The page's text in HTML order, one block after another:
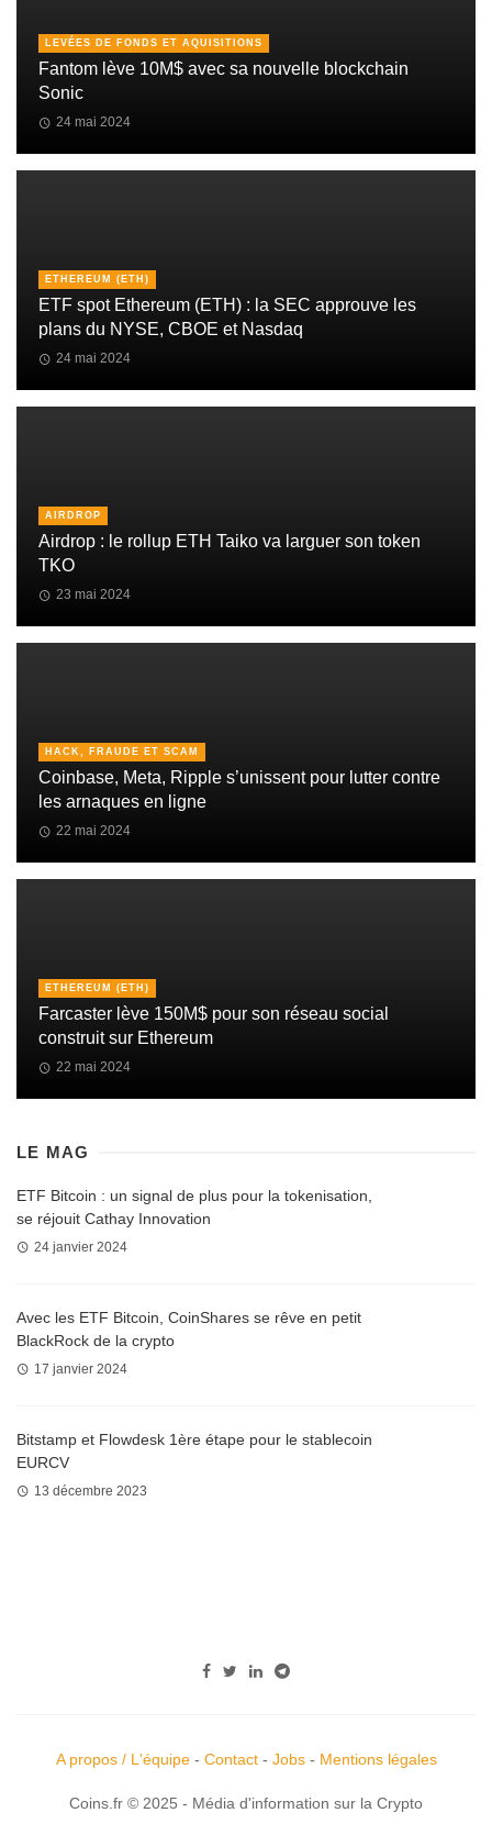
LEVÉES DE FONDS ET AQUISITIONS
Fantom lève 10M$ avec sa nouvelle blockchain
Sonic
24 mai 2024
ETHEREUM (ETH)
ETF spot Ethereum (ETH) : la SEC approuve les
plans du NYSE, CBOE et Nasdaq
24 mai 2024
AIRDROP
Airdrop : le rollup ETH Taiko va larguer son token
TKO
23 mai 2024
HACK, FRAUDE ET SCAM
Coinbase, Meta, Ripple s’unissent pour lutter contre
les arnaques en ligne
22 mai 2024
ETHEREUM (ETH)
Farcaster lève 150M$ pour son réseau social
construit sur Ethereum
22 mai 2024
LE MAG
ETF Bitcoin : un signal de plus pour la tokenisation,
se réjouit Cathay Innovation
24 janvier 2024
Avec les ETF Bitcoin, CoinShares se rêve en petit
BlackRock de la crypto
17 janvier 2024
Bitstamp et Flowdesk 1ère étape pour le stablecoin
EURCV
13 décembre 2023
A propos / L'équipe- Contact- Jobs- Mentions légales
Coins.fr © 2025 - Média d'information sur la Crypto